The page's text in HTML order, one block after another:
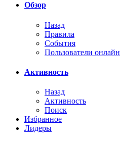
Обзор
Назад
Правила
События
Пользователи онлайн
Активность
Назад
Активность
Поиск
Избранное
Лидеры